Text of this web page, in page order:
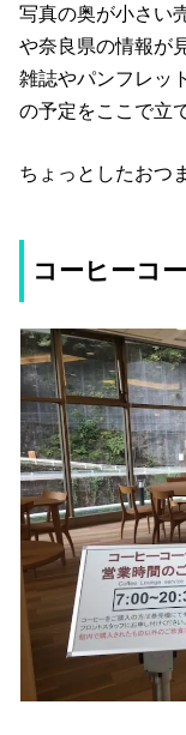
写真の奥が小さい
や奈良県の情報が
雑誌やパンフレッ
の予定をここで立
ちょっとしたおつ
コーヒーコ